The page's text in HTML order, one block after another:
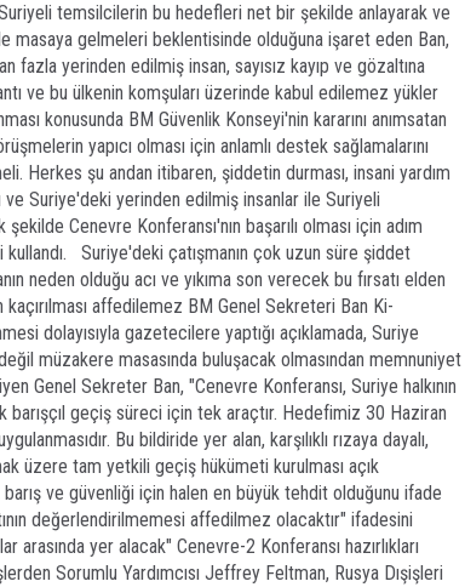
Suriyeli temsilcilerin bu hedefleri net bir şekilde anlayarak ve
masaya gelmeleri beklentisinde olduğuna işaret eden Ban,
fazla yerinden edilmiş insan, sayısız kayıp ve gözaltına
ve bu ülkenin komşuları üzerinde kabul edilemez yükler
konusunda BM Güvenlik Konseyi'nin kararını anımsatan
yapıcı olması için anlamlı destek sağlamalarını
Herkes şu andan itibaren, şiddetin durması, insani yardım
Suriye'deki yerinden edilmiş insanlar ile Suriyeli
Cenevre Konferansı'nın başarılı olması için adım
kullandı. Suriye'deki çatışmanın çok uzun süre şiddet
neden olduğu acı ve yıkıma son verecek bu fırsatı elden
kaçırılması affedilemez BM Genel Sekreteri Ban Ki-
dolayısıyla gazetecilere yaptığı açıklamada, Suriye
müzakere masasında buluşacak olmasından memnuniyet
Genel Sekreter Ban, "Cenevre Konferansı, Suriye halkının
geçiş süreci için tek araçtır. Hedefimiz 30 Haziran
Bu bildiride yer alan, karşılıklı rızaya dayalı,
üzere tam yetkili geçiş hükümeti kurulması açık
ve güvenliği için halen en büyük tehdit olduğunu ifade
değerlendirilmemesi affedilmez olacaktır" ifadesini
arasında yer alacak" Cenevre-2 Konferansı hazırlıkları
Sorumlu Yardımcısı Jeffrey Feltman, Rusya Dışişleri